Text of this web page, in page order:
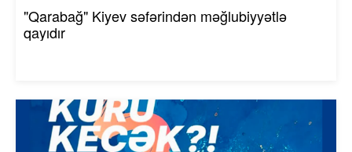
"Qarabağ" Kiyev səfərindən məğlubiyyətlə
qayıdır